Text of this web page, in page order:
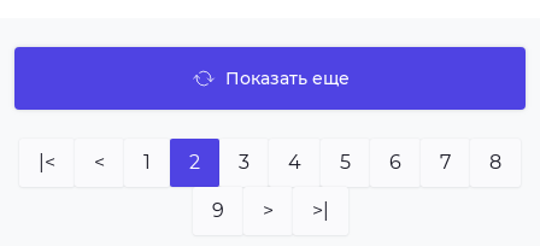
Показать еще
|< < 1 2 3 4 5 6 7 8
9 > >|